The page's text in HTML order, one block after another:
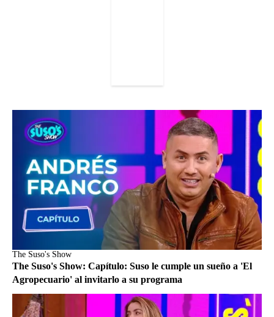
The Suso's Show
The Suso's Show: Capítulo: Suso le cumple un sueño a 'El
Agropecuario' al invitarlo a su programa